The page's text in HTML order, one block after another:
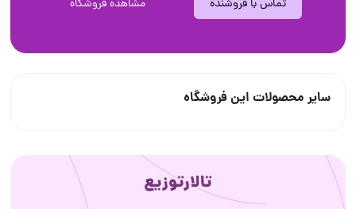
تماس با فروشنده مشاهده فروشگاه
سایر محصولات این فروشگاه
تالارتوزیع